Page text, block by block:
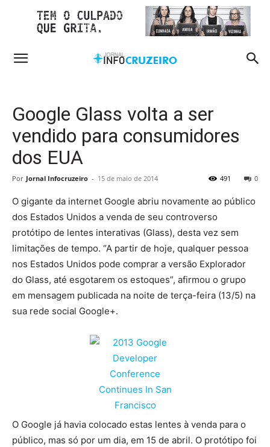
Google Glass volta a ser
vendido para consumidores
dos EUA
Por Jornal Infocruzeiro - 15 de maio de 2014 0
491
O gigante da internet Google abriu novamente ao público
dos Estados Unidos a venda de seu controverso
protótipo de lentes interativas (Glass), desta vez sem
limitações de tempo. “A partir de hoje, qualquer pessoa
nos Estados Unidos pode comprar a versão Explorador
do Glass, até esgotarem os estoques”, afirmou o grupo
em mensagem publicada na noite de terça-feira (13/5) na
sua rede social Google+.
O Google já havia colocado estas lentes à venda para o
público, mas só por um dia, em 15 de abril. O protótipo foi